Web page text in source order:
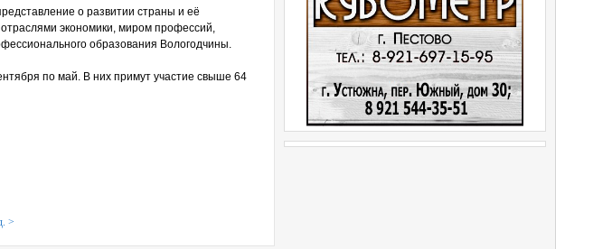
о развитии страны и её
экономики, миром профессий,
образования Вологодчины.
по май. В них примут участие свыше 64
>